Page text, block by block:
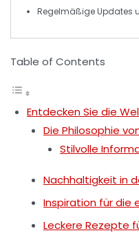
Regelmäßige Updates
Table of Contents
Entdecken Sie die
Die Philosophie von
Stilvolle
Nachhaltigkeit in
Inspiration für die
Leckere Rezepte